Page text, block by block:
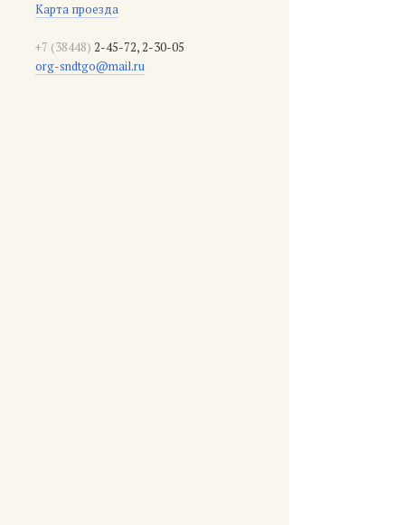
Карта проезда
+7 (38448) 2-45-72, 2-30-05
org-sndtgo@mail.ru